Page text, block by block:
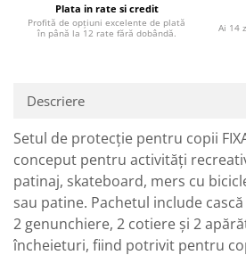
Plata in rate si credit
Profită de opțiuni excelente de plată
în până la 12 rate fără dobândă.
Ai 14
Descriere
Setul de protecție pentru copii
conceput pentru activități
patinaj, skateboard, mers cu
sau patine. Pachetul include
2 genunchiere, 2 cotiere și 2
încheieturi, fiind potrivit pentru